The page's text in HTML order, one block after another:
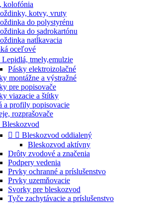
kolofónia
kotvy, vruty
do polystyrénu
do sadrokartónu
natĺkavacia
oceľové
Lepidlá, tmely,emulzie
Pásky elektroizolačné
montážne a výstražné
pre popisovače
viazacie a štítky
a profily popisovacie
rozprašovače
Bleskozvod
  Bleskozvod oddialený
Bleskozvod aktívny
Drôty zvodové a značenia
Podpery vedenia
Prvky ochranné a príslušenstvo
Prvky uzemňovacie
Svorky pre bleskozvod
Tyče zachytávacie a príslušenstvo